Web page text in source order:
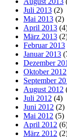
Juli 2013 (2)
Mai 2013 (2)
April 2013
März 2013
Februar 2013
Januar 2013
Dezember
Oktober 2012
September
August 2012
Juli 2012 (4)
Juni 2012 (2)
Mai 2012 (5)
April 2012
März 2012